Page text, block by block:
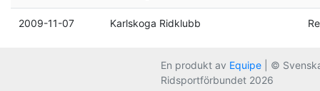
2009-11-07 Karlskoga Ridklubb
En produkt av Equipe | ©
Ridsportförbundet 2026